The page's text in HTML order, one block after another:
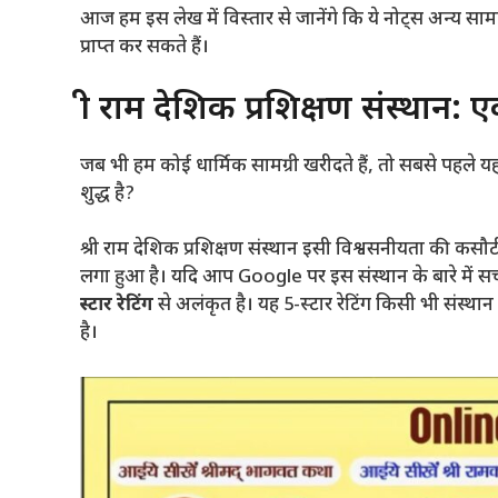
आज हम इस लेख में विस्तार से जानेंगे कि ये नोट्स अन्य
प्राप्त कर सकते हैं।
श्री राम देशिक प्रशिक्षण
जब भी हम कोई धार्मिक सामग्री खरीदते हैं, तो सबसे पहले
शुद्ध है?
श्री राम देशिक प्रशिक्षण संस्थान इसी विश्वसनीयता की
लगा हुआ है। यदि आप Google पर इस संस्थान के बारे में
स्टार रेटिंगसे अलंकृत है। यह 5-स्टार रेटिंग किसी भी
है।